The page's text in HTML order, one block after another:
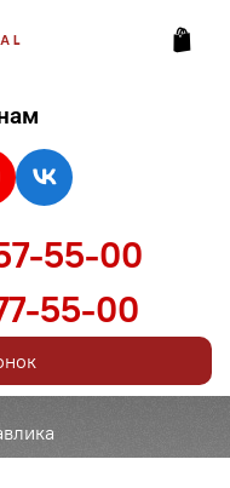
55-00
55-00